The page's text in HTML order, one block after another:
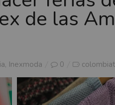
de las
, Inexmoda 0